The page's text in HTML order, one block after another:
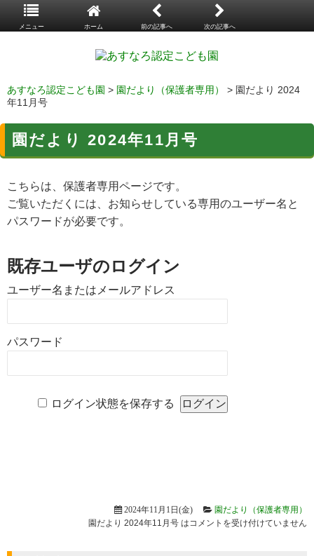
あすなろ認定こども園 > 園だより（保護者専用）
> 園だより 2024
年11月号
園だより 2024年11月号
こちらは、保護者専用ページです。
ご覧いただくには、お知らせしている専用のユーザー名と
パスワードが必要です。
既存ユーザのログイン
ユーザー名またはメールアドレス
パスワード
ログイン状態を保存する
2024年11月1日(金) 園だより（保護者専用）
園だより 2024年11月号 はコメントを受け付けていません
メニュー ホーム 前の記事へ 次の記事へ